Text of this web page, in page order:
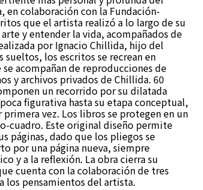
en colaboración con la Fundación-
que el artista realizó a lo largo de su
y entender la vida, acompañados de
por Ignacio Chillida, hijo del
los escritos se recrean en
acompañan de reproducciones de
y archivos privados de Chillida. 60
un recorrido por su dilatada
figurativa hasta su etapa conceptual,
vez. Los libros se protegen en un
cuadro. Este original diseño permite
páginas, dado que los pliegos se
por una página nueva, siempre
y a la reflexión. La obra cierra su
cuenta con la colaboración de tres
los pensamientos del artista.